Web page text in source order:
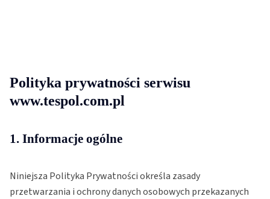
Polityka prywatności serwisu
www.tespol.com.pl
1. Informacje ogólne
Niniejsza Polityka Prywatności określa zasady
przetwarzania i ochrony danych osobowych przekazanych